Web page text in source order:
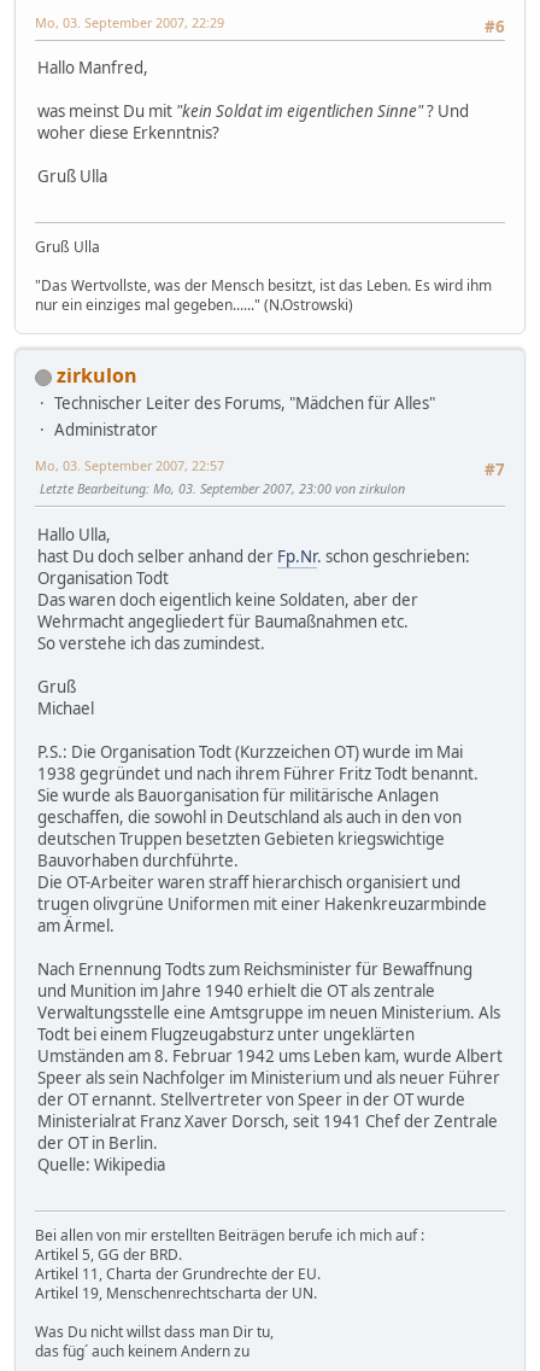
#6
Mo, 03. September 2007, 22:29
Hallo Manfred,
was meinst Du mit "kein Soldat im eigentlichen Sinne"? Und
woher diese Erkenntnis?
Gruß Ulla
Gruß Ulla
"Das Wertvollste, was der Mensch besitzt, ist das Leben. Es wird ihm
nur ein einziges mal gegeben......" (N.Ostrowski)
zirkulon
Technischer Leiter des Forums, "Mädchen für Alles"
Administrator
#7
Mo, 03. September 2007, 22:57
Letzte Bearbeitung: Mo, 03. September 2007, 23:00 von zirkulon
Hallo Ulla,
hast Du doch selber anhand der Fp.Nr. schon geschrieben:
Organisation Todt
Das waren doch eigentlich keine Soldaten, aber der
Wehrmacht angegliedert für Baumaßnahmen etc.
So verstehe ich das zumindest.
Gruß
Michael
P.S.: Die Organisation Todt (Kurzzeichen OT) wurde im Mai
1938 gegründet und nach ihrem Führer Fritz Todt benannt.
Sie wurde als Bauorganisation für militärische Anlagen
geschaffen, die sowohl in Deutschland als auch in den von
deutschen Truppen besetzten Gebieten kriegswichtige
Bauvorhaben durchführte.
Die OT-Arbeiter waren straff hierarchisch organisiert und
trugen olivgrüne Uniformen mit einer Hakenkreuzarmbinde
am Ärmel.
Nach Ernennung Todts zum Reichsminister für Bewaffnung
und Munition im Jahre 1940 erhielt die OT als zentrale
Verwaltungsstelle eine Amtsgruppe im neuen Ministerium. Als
Todt bei einem Flugzeugabsturz unter ungeklärten
Umständen am 8. Februar 1942 ums Leben kam, wurde Albert
Speer als sein Nachfolger im Ministerium und als neuer Führer
der OT ernannt. Stellvertreter von Speer in der OT wurde
Ministerialrat Franz Xaver Dorsch, seit 1941 Chef der Zentrale
der OT in Berlin.
Quelle: Wikipedia
Bei allen von mir erstellten Beiträgen berufe ich mich auf :
Artikel 5, GG der BRD.
Artikel 11, Charta der Grundrechte der EU.
Artikel 19, Menschenrechtscharta der UN.
Was Du nicht willst dass man Dir tu,
das füg´ auch keinem Andern zu